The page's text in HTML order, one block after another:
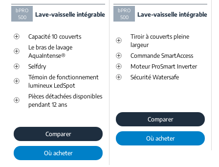
bPRO
500
Lave-vaisselle intégrable
Capacité 10 couverts
Le bras de lavage
AquaIntense®
Selfdry
Témoin de fonctionnement
lumineux LedSpot
Pièces détachées disponibles
pendant 12 ans
Comparer
Où acheter
bPRO
500
Lave-vaisselle intégrable
Tiroir à couverts pleine
largeur
Commande SmartAccess
Moteur ProSmart Inverter
Sécurité Watersafe
Comparer
Où acheter